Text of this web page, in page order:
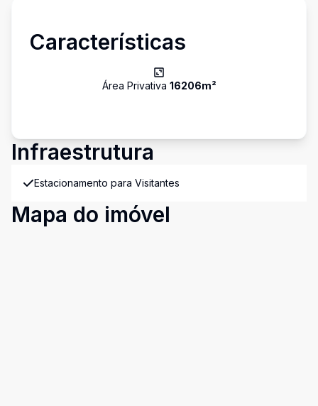
Características
Área Privativa 16206m²
Infraestrutura
Estacionamento para Visitantes
Mapa do imóvel